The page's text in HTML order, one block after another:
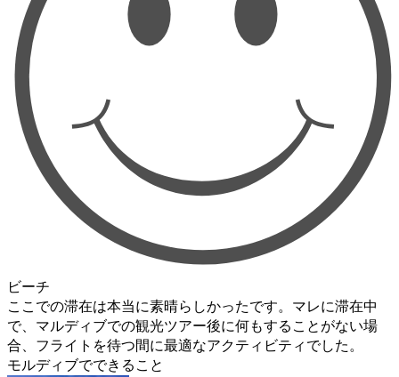
ビーチ
ここでの滞在は本当に素晴らしかったです。マレに滞在中
で、マルディブでの観光ツアー後に何もすることがない場
合、フライトを待つ間に最適なアクティビティでした。
モルディブでできること